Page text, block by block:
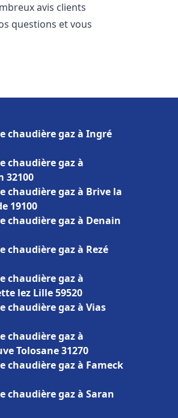
avis clients
questions et vous
chaudière gaz à Ingré
chaudière gaz à
32100
chaudière gaz à Brive la
19100
chaudière gaz à Denain
chaudière gaz à Rezé
chaudière gaz à
lez Lille 59520
chaudière gaz à Vias
chaudière gaz à
Tolosane 31270
chaudière gaz à Fameck
chaudière gaz à Saran